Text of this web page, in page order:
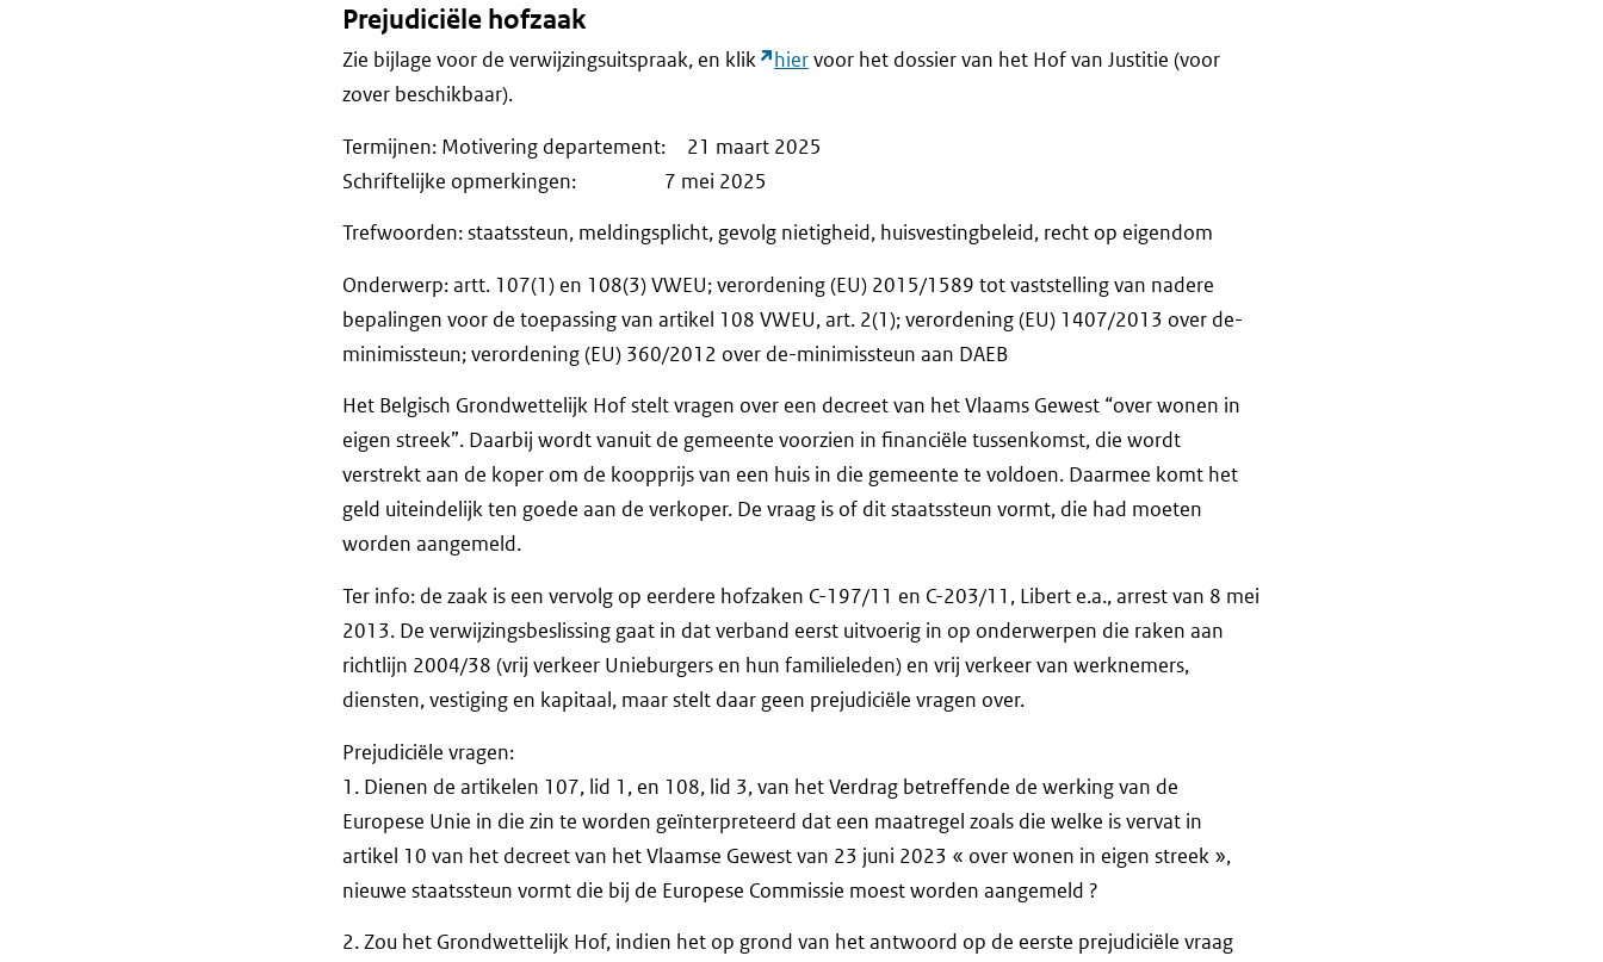
Prejudiciële hofzaak
Zie bijlage voor de verwijzingsuitspraak, en klik hiervoor het dossier van het Hof van Justitie (voor
zover beschikbaar).
Termijnen: Motivering departement: 21 maart 2025
Schriftelijke opmerkingen: 7 mei 2025
Trefwoorden: staatssteun, meldingsplicht, gevolg nietigheid, huisvestingbeleid, recht op eigendom
Onderwerp: artt. 107(1) en 108(3) VWEU; verordening (EU) 2015/1589 tot vaststelling van nadere
bepalingen voor de toepassing van artikel 108 VWEU, art. 2(1); verordening (EU) 1407/2013 over de-
minimissteun; verordening (EU) 360/2012 over de-minimissteun aan DAEB
Het Belgisch Grondwettelijk Hof stelt vragen over een decreet van het Vlaams Gewest “over wonen in
eigen streek”. Daarbij wordt vanuit de gemeente voorzien in financiële tussenkomst, die wordt
verstrekt aan de koper om de koopprijs van een huis in die gemeente te voldoen. Daarmee komt het
geld uiteindelijk ten goede aan de verkoper. De vraag is of dit staatssteun vormt, die had moeten
worden aangemeld.
Ter info: de zaak is een vervolg op eerdere hofzaken C-197/11 en C-203/11, Libert e.a., arrest van 8 mei
2013. De verwijzingsbeslissing gaat in dat verband eerst uitvoerig in op onderwerpen die raken aan
richtlijn 2004/38 (vrij verkeer Unieburgers en hun familieleden) en vrij verkeer van werknemers,
diensten, vestiging en kapitaal, maar stelt daar geen prejudiciële vragen over.
Prejudiciële vragen:
1. Dienen de artikelen 107, lid 1, en 108, lid 3, van het Verdrag betreffende de werking van de
Europese Unie in die zin te worden geïnterpreteerd dat een maatregel zoals die welke is vervat in
artikel 10 van het decreet van het Vlaamse Gewest van 23 juni 2023 « over wonen in eigen streek »,
nieuwe staatssteun vormt die bij de Europese Commissie moest worden aangemeld ?
2. Zou het Grondwettelijk Hof, indien het op grond van het antwoord op de eerste prejudiciële vraag